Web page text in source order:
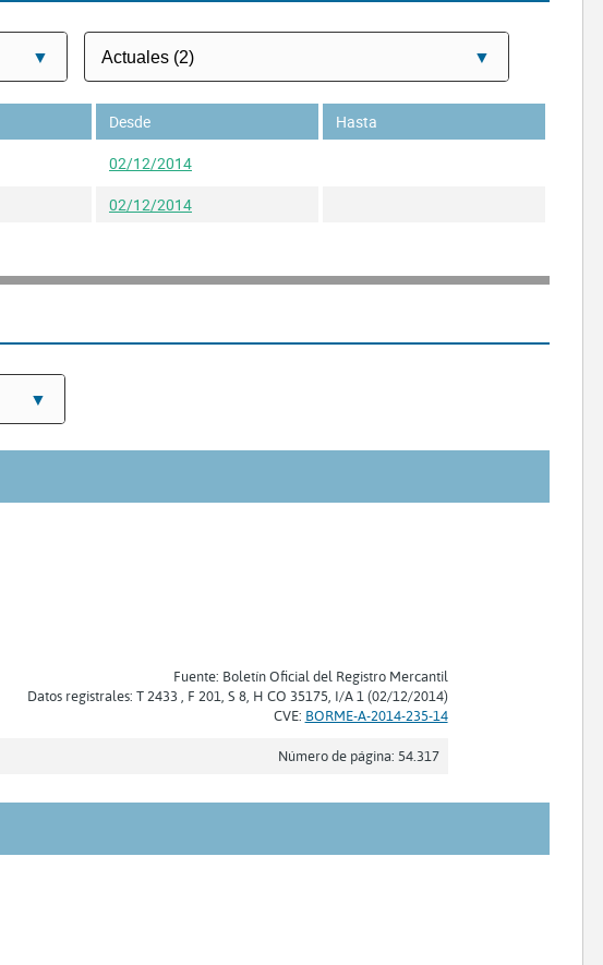
Desde
Hasta
02/12/2014
02/12/2014
Fuente: Boletín Oficial del Registro Mercantil
Datos registrales: T 2433 , F 201, S 8, H CO 35175, I/A 1 (02/12/2014)
CVE: BORME-A-2014-235-14
Número de página: 54.317